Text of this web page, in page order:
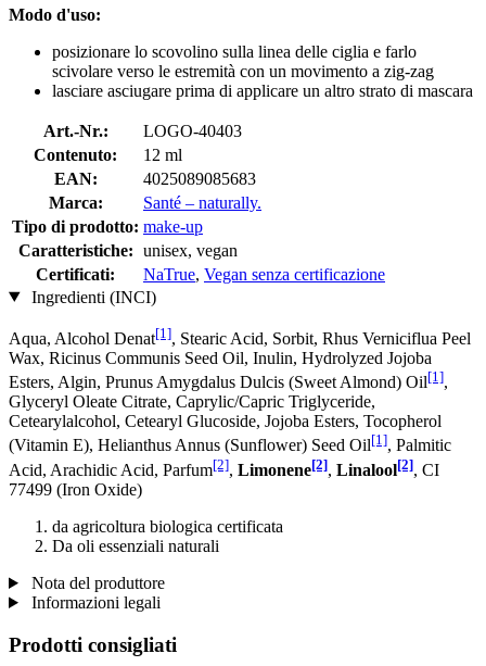
Modo d'uso:
posizionare lo scovolino sulla linea delle ciglia e farlo
scivolare verso le estremità con un movimento a zig-zag
lasciare asciugare prima di applicare un altro strato di mascara
Art.-Nr.:
LOGO-40403
Contenuto:
12 ml
EAN:
4025089085683
Marca:
Santé – naturally.
Tipo di prodotto: make-up
Caratteristiche: unisex, vegan
Certificati:
NaTrue, Vegan senza certificazione
Ingredienti (INCI)
Aqua, Alcohol Denat[1], Stearic Acid, Sorbit, Rhus Verniciflua Peel
Wax, Ricinus Communis Seed Oil, Inulin, Hydrolyzed Jojoba
Esters, Algin, Prunus Amygdalus Dulcis (Sweet Almond) Oil[1],
Glyceryl Oleate Citrate, Caprylic/Capric Triglyceride,
Cetearylalcohol, Cetearyl Glucoside, Jojoba Esters, Tocopherol
(Vitamin E), Helianthus Annus (Sunflower) Seed Oil[1], Palmitic
Acid, Arachidic Acid, Parfum[2], Limonene[2], Linalool[2], CI
77499 (Iron Oxide)
da agricoltura biologica certificata
Da oli essenziali naturali
Nota del produttore
Informazioni legali
Prodotti consigliati